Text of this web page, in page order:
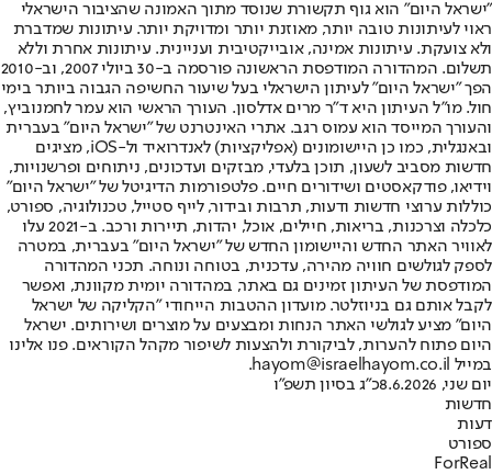
"ישראל היום" הוא גוף תקשורת שנוסד מתוך האמונה שהציבור הישראלי
ראוי לעיתונות טובה יותר, מאוזנת יותר ומדויקת יותר. עיתונות שמדברת
ולא צועקת. עיתונות אמינה, אובייקטיבית ועניינית. עיתונות אחרת וללא
תשלום. המהדורה המודפסת הראשונה פורסמה ב-30 ביולי 2007, וב-2010
הפך "ישראל היום" לעיתון הישראלי בעל שיעור החשיפה הגבוה ביותר בימי
חול. מו"ל העיתון היא ד"ר מרים אדלסון. העורך הראשי הוא עמר לחמנוביץ,
והעורך המייסד הוא עמוס רגב. אתרי האינטרנט של "ישראל היום" בעברית
ובאנגלית, כמו כן היישומונים (אפליקציות) לאנדרואיד ול-iOS, מציגים
חדשות מסביב לשעון, תוכן בלעדי, מבזקים ועדכונים, ניתוחים ופרשנויות,
וידיאו, פודקאסטים ושידורים חיים. פלטפורמות הדיגיטל של "ישראל היום"
כוללות ערוצי חדשות ודעות, תרבות ובידור, לייף סטייל, טכנולוגיה, ספורט,
כלכלה וצרכנות, בריאות, חיילים, אוכל, יהדות, תיירות ורכב. ב-2021 עלו
לאוויר האתר החדש והיישומון החדש של "ישראל היום" בעברית, במטרה
לספק לגולשים חוויה מהירה, עדכנית, בטוחה ונוחה. תכני המהדורה
המודפסת של העיתון זמינים גם באתר, במהדורה יומית מקוונת, ואפשר
לקבל אותם גם בניוזלטר. מועדון ההטבות הייחודי "הקליקה של ישראל
היום" מציע לגולשי האתר הנחות ומבצעים על מוצרים ושירותים. ישראל
היום פתוח להערות, לביקורת ולהצעות לשיפור מקהל הקוראים. פנו אלינו
במייל hayom@israelhayom.co.il.
יום שני, 8.6.2026
כ"ג בסיון תשפ"ו
חדשות
דעות
ספורט
ForReal